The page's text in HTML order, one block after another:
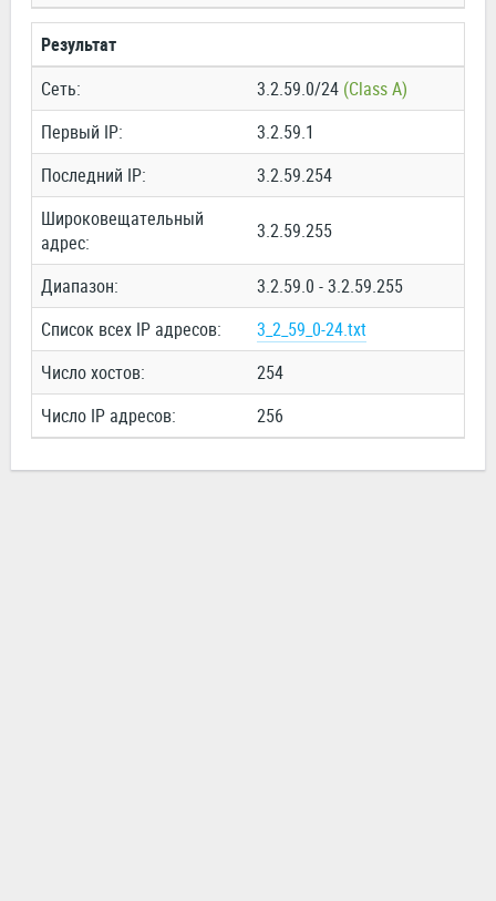
Результат
Сеть:
3.2.59.0/24 (Class A)
Первый IP:
3.2.59.1
Последний IP:
3.2.59.254
Широковещательный
адрес:
3.2.59.255
Диапазон:
3.2.59.0 - 3.2.59.255
Список всех IP адресов:
3_2_59_0-24.txt
Число хостов:
254
Число IP адресов:
256